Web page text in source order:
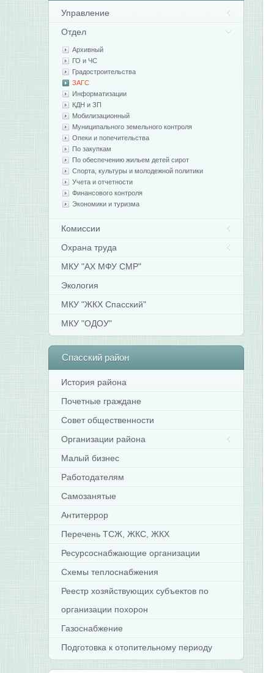
Управление
Отдел
Архивный
ГО и ЧС
Градостроительства
ЗАГС
Информатизации
КДН и ЗП
Мобилизационный
Муниципального земельного контроля
Опеки и попечительства
По закупкам
По обеспечению жильем детей сирот
Спорта, культуры и молодежной политики
Учета и отчетности
Финансового контроля
Экономики и туризма
Комиссии
Охрана труда
МКУ "АХ МФУ СМР"
Экология
МКУ "ЖКХ Спасский"
МКУ "ОДОУ"
Спасскийрайон
История района
Почетные граждане
Совет общественности
Организации района
Малый бизнес
Работодателям
Самозанятые
Антитеррор
Перечень ТСЖ, ЖКС, ЖКХ
Ресурсоснабжающие организации
Схемы теплоснабжения
Реестр хозяйствующих субъектов по
организации похорон
Газоснабжение
Подготовка к отопительному периоду